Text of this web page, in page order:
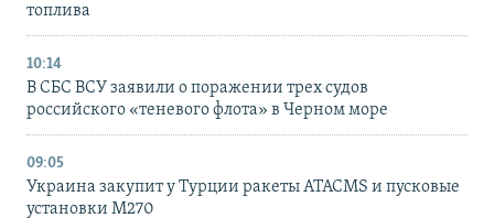
топлива
10:14
В СБС ВСУ заявили о поражении трех судов
российского «теневого флота» в Черном море
09:05
Украина закупит у Турции ракеты ATACMS и пусковые
установки M270